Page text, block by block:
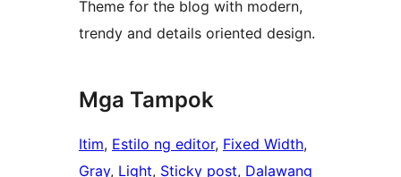
Theme for the blog with modern,
trendy and details oriented design.
Mga Tampok
Itim, Estilo ng editor, Fixed Width
Gray, Light, Sticky post, Dalawang